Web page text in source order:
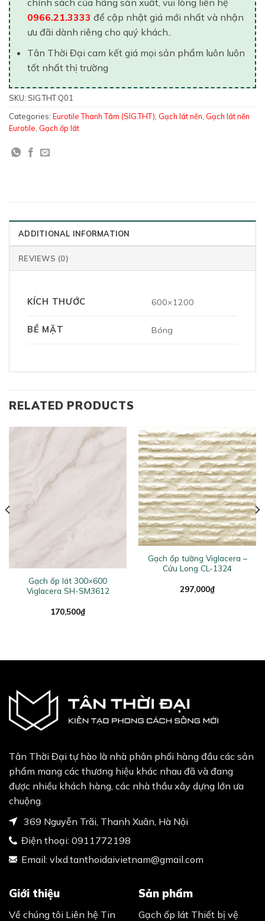
chính sách của hãng sản xuất, vui lòng liên hệ
0966.21.3333 để cập nhật giá mới nhất và nhận
ưu đãi dành riêng cho quý khách..
Tân Thời Đại cam kết giá mọi sản phẩm luôn luôn
tốt nhất thị trường
SKU: SIG.THT Q01
Categories: Eurotile Thanh Tâm (SIG.THT) Gạch lát nền Gạch lát nền
Eurotile Gạch ốp lát
ADDITIONAL INFORMATION
REVIEWS (0)
KÍCH THƯỚC 600×1200
BỀ MẶT Bóng
RELATED PRODUCTS
Gạch ốp lát 300×600
Viglacera SH-SM3612
170,500₫
Gạch ốp tường Viglacera –
Cửu Long CL-1324
297,000₫
Tân Thời Đại tự hào là nhà phân phối hàng đầu các sản
phẩm mang các thương hiệu khác nhau đã và đang
được nhiều khách hàng, các nhà thầu xây dựng lớn ưa
chuộng.
369 Nguyễn Trãi, Thanh Xuân, Hà Nội
Điện thoại: 0911772198
Email: vlxd.tanthoidaivietnam@gmail.com
Giới thiệu
Về chúng tôi Liên hệ Tin
Sản phẩm
Gạch ốp lát Thiết bị vệ